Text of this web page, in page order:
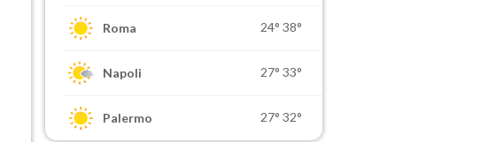
Roma 24° 38°
Napoli 27° 33°
Palermo 27° 32°